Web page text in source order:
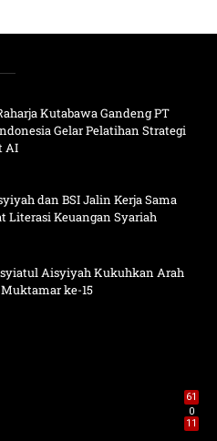
Kutabawa Gandeng PT
Gelar Pelatihan Strategi
AI
dan BSI Jalin Kerja Sama
Literasi Keuangan Syariah
Aisyiyah Kukuhkan Arah
ke-15
61
0
11